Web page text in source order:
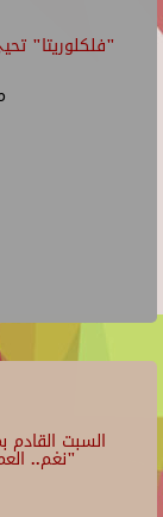
"فلكلوريتا"
السبت
"نغم..